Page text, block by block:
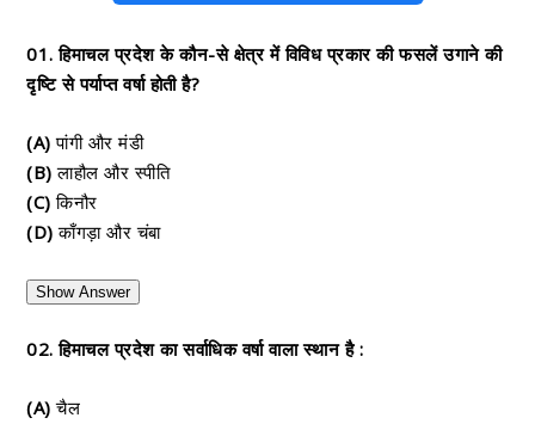
01. हिमाचल प्रदेश के कौन-से क्षेत्र में विविध प्रकार की फसलें उगाने की
दृष्टि से पर्याप्त वर्षा होती है?
(A) पांगी और मंडी
(B) लाहौल और स्पीति
(C) किनौर
(D) काँगड़ा और चंबा
Show Answer
02. हिमाचल प्रदेश का सर्वाधिक वर्षा वाला स्थान है :
(A) चैल